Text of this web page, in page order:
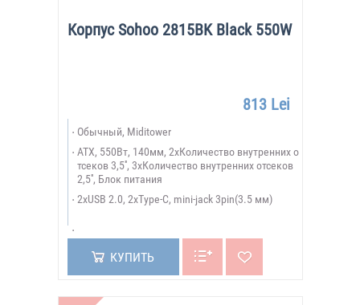
Корпус Sohoo 2815BK Black 550W
813 Lei
Обычный, Miditower
ATX, 550Вт, 140мм, 2xКоличество внутренних о
тсеков 3,5'', 3xКоличество внутренних отсеков
2,5'', Блок питания
2xUSB 2.0, 2xType-C, mini-jack 3pin(3.5 мм)
КУПИТЬ